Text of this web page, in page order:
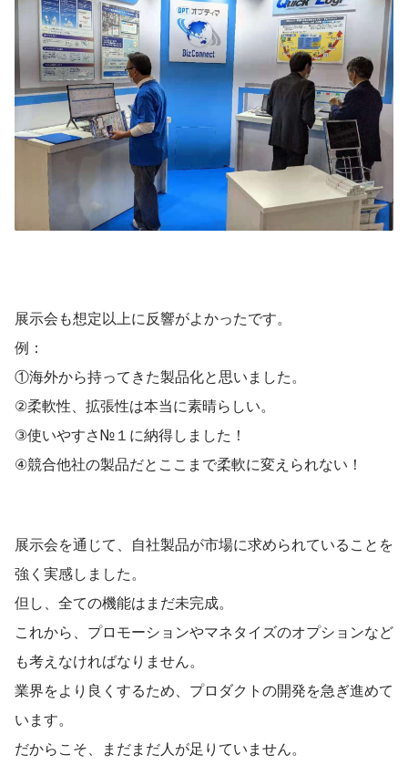
展示会も想定以上に反響がよかったです。
例：
①海外から持ってきた製品化と思いました。
②柔軟性、拡張性は本当に素晴らしい。
③使いやすさ№１に納得しました！
④競合他社の製品だとここまで柔軟に変えられない！
展示会を通じて、自社製品が市場に求められていることを
強く実感しました。
但し、全ての機能はまだ未完成。
これから、プロモーションやマネタイズのオプションなど
も考えなければなりません。
業界をより良くするため、プロダクトの開発を急ぎ進めて
います。
だからこそ、まだまだ人が足りていません。